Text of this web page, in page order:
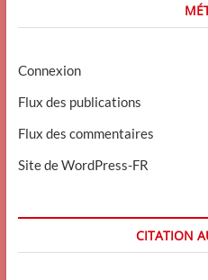
Connexion
Flux des publications
Flux des commentaires
Site de WordPress-FR
CITATION